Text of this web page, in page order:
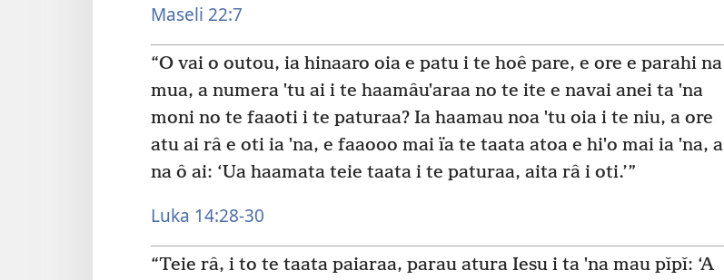
Maseli 22:7
“O vai o outou, ia hinaaro oia e patu i te hoê pare, e ore e parahi na
mua, a numera ˈtu ai i te haamâuˈaraa no te ite e navai anei ta ˈna
moni no te faaoti i te paturaa? Ia haamau noa ˈtu oia i te niu, a ore
atu ai râ e oti ia ˈna, e faaooo mai ïa te taata atoa e hiˈo mai ia ˈna, a
na ô ai: ‘Ua haamata teie taata i te paturaa, aita râ i oti.’”
Luka 14:28-30
“Teie râ, i to te taata paiaraa, parau atura Iesu i ta ˈna mau pǐpǐ: ‘A